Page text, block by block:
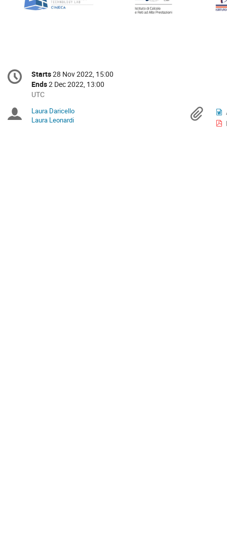
Conference
information
Date/Time
Starts28 Nov 2022, 15:00
Ends2 Dec 2022, 13:00
All
are
in
UTC
Chairpersons
Laura Daricello
Laura Leonardi